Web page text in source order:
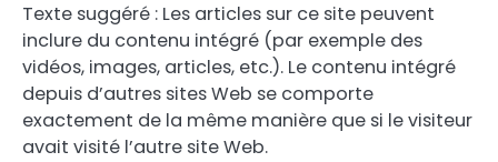
Texte suggéré : Les articles sur ce site peuvent
inclure du contenu intégré (par exemple des
vidéos, images, articles, etc.). Le contenu intégré
depuis d’autres sites Web se comporte
exactement de la même manière que si le visiteur
avait visité l’autre site Web.